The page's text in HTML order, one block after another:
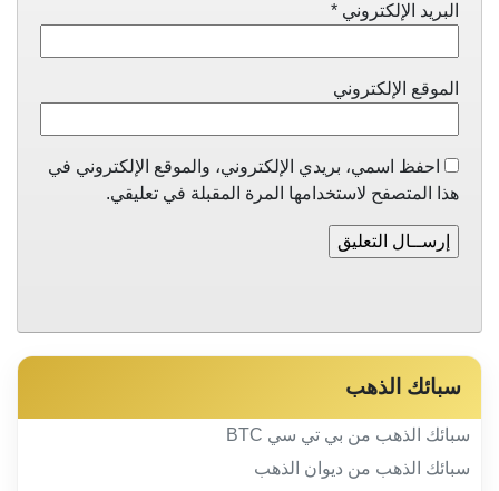
البريد الإلكتروني *
الموقع الإلكتروني
احفظ اسمي، بريدي الإلكتروني، والموقع الإلكتروني في
هذا المتصفح لاستخدامها المرة المقبلة في تعليقي.
سبائك الذهب
سبائك الذهب من بي تي سي BTC
سبائك الذهب من ديوان الذهب